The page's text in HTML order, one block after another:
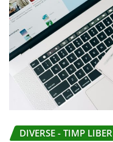
DIVERSE - TIMP LIBER